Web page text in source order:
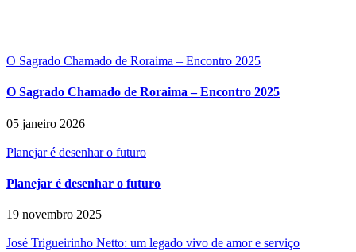
O Sagrado Chamado de Roraima – Encontro 2025
O Sagrado Chamado de Roraima – Encontro 2025
05 janeiro 2026
Planejar é desenhar o futuro
Planejar é desenhar o futuro
19 novembro 2025
José Trigueirinho Netto: um legado vivo de amor e serviço